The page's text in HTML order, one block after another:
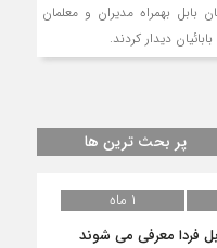
بابل بهمراه مدیران و معلمان
دیدار کردند.
پر بحث ترین ها
۱ ماه
فردا معرفی می شوند